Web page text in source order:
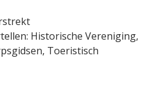
Historische Vereniging,
Toeristisch